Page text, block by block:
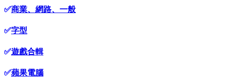
✅商業、網路、一般
✅字型
✅遊戲合輯
✅蘋果電腦